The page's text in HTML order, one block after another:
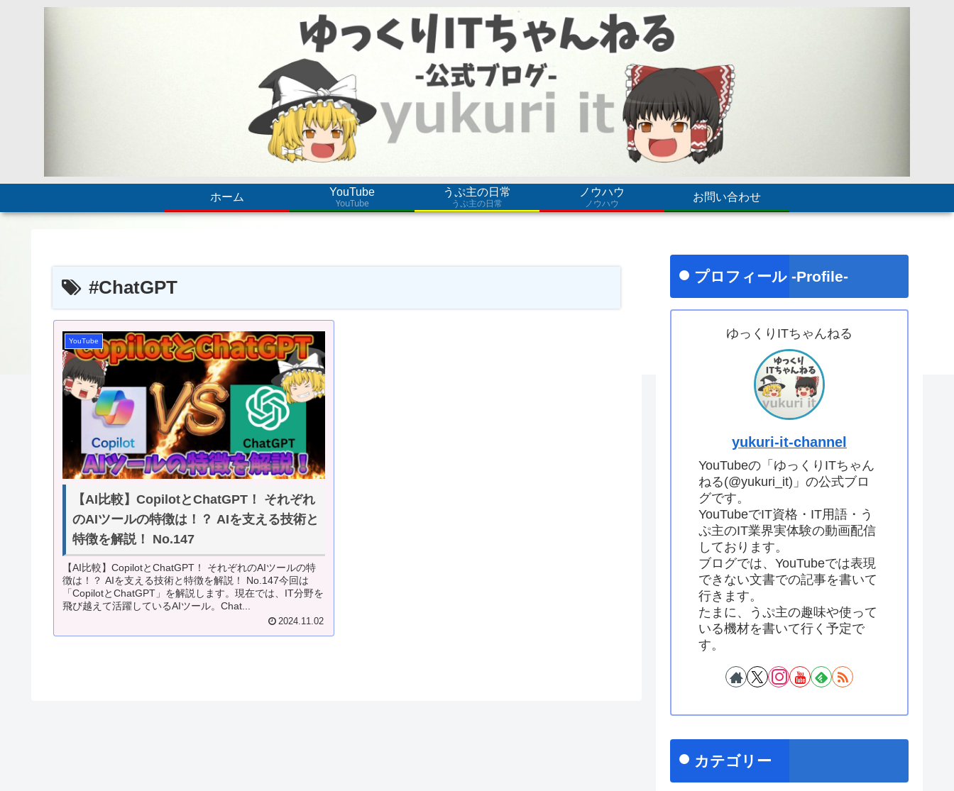
ホーム
YouTube
YouTube
うぷ主の日常
うぷ主の日常
ノウハウ
ノウハウ
お問い合わせ
#ChatGPT
YouTube
【AI比較】CopilotとChatGPT！ それぞれ
のAIツールの特徴は！？ AIを支える技術と
特徴を解説！ No.147
【AI比較】CopilotとChatGPT！ それぞれのAIツールの特
徴は！？ AIを支える技術と特徴を解説！ No.147今回は
「CopilotとChatGPT」を解説します。現在では、IT分野を
飛び越えて活躍しているAIツール。Chat...
2024.11.02
プロフィール -Profile-
ゆっくりITちゃんねる
yukuri-it-channel
YouTubeの「ゆっくりITちゃん
ねる(@yukuri_it)」の公式ブロ
グです。
YouTubeでIT資格・IT用語・う
ぷ主のIT業界実体験の動画配信
しております。
ブログでは、YouTubeでは表現
できない文書での記事を書いて
行きます。
たまに、うぷ主の趣味や使って
いる機材を書いて行く予定で
す。
カテゴリー